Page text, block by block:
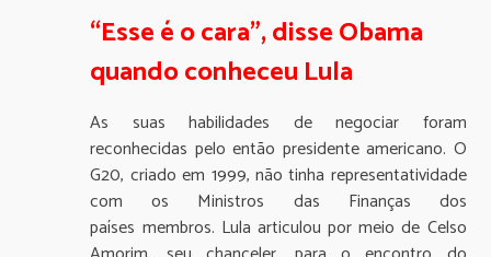
“Esse é o cara”, disse Obama
quando conheceu Lula
As suas habilidades de negociar foram
reconhecidas pelo então presidente americano. O
G20, criado em 1999, não tinha representatividade
com os Ministros das Finanças dos
países membros. Lula articulou por meio de Celso